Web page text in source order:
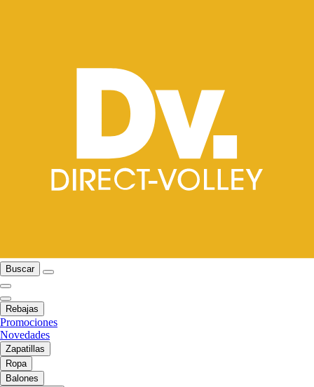
Buscar
Rebajas
Promociones
Novedades
Zapatillas
Ropa
Balones